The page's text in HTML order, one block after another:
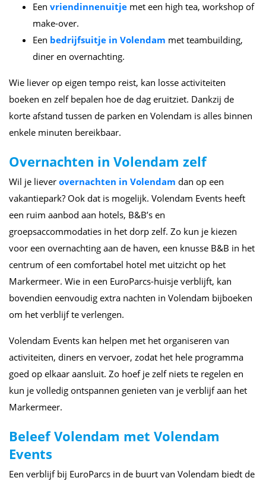
Een vriendinnenuitje met een high tea, workshop of
make-over.
Een bedrijfsuitje in Volendam met teambuilding,
diner en overnachting.
Wie liever op eigen tempo reist, kan losse activiteiten
boeken en zelf bepalen hoe de dag eruitziet. Dankzij de
korte afstand tussen de parken en Volendam is alles binnen
enkele minuten bereikbaar.
Overnachten in Volendam zelf
Wil je liever overnachten in Volendam dan op een
vakantiepark? Ook dat is mogelijk. Volendam Events heeft
een ruim aanbod aan hotels, B&B’s en
groepsaccommodaties in het dorp zelf. Zo kun je kiezen
voor een overnachting aan de haven, een knusse B&B in het
centrum of een comfortabel hotel met uitzicht op het
Markermeer. Wie in een EuroParcs-huisje verblijft, kan
bovendien eenvoudig extra nachten in Volendam bijboeken
om het verblijf te verlengen.
Volendam Events kan helpen met het organiseren van
activiteiten, diners en vervoer, zodat het hele programma
goed op elkaar aansluit. Zo hoef je zelf niets te regelen en
kun je volledig ontspannen genieten van je verblijf aan het
Markermeer.
Beleef Volendam met Volendam
Events
Een verblijf bij EuroParcs in de buurt van Volendam biedt de